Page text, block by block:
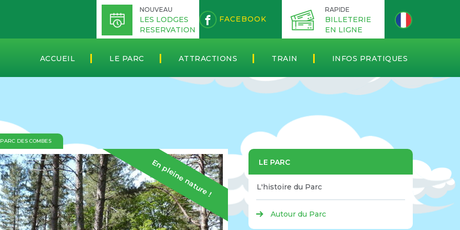
RAPIDE
BILLETERIE
EN LIGNE
FACEBOOK
NOUVEAU
LES LODGES
RESERVATION
ACCUEIL LE PARC ATTRACTIONS TRAIN INFOS PRATIQUES
DES COMBES
En pleine nature ! LE PARC
L'histoire du Parc
Autour du Parc